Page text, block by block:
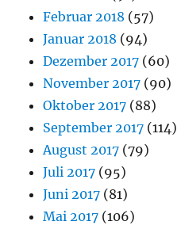
Februar 2018 (57)
Januar 2018 (94)
Dezember 2017 (60)
November 2017 (90)
Oktober 2017 (88)
September 2017 (114)
August 2017 (79)
Juli 2017 (95)
Juni 2017 (81)
Mai 2017 (106)